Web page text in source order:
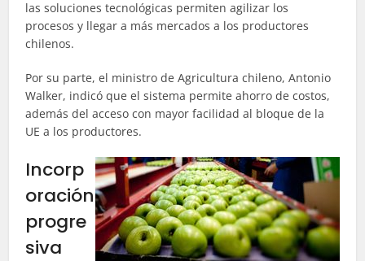
las soluciones tecnológicas permiten agilizar los
procesos y llegar a más mercados a los productores
chilenos.
Por su parte, el ministro de Agricultura chileno, Antonio
Walker, indicó que el sistema permite ahorro de costos,
además del acceso con mayor facilidad al bloque de la
UE a los productores.
Incorp
oración
progre
siva